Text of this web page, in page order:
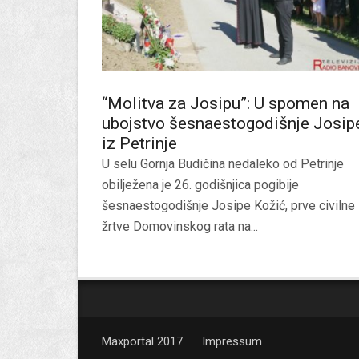
“Molitva za Josipu”: U spomen na
ubojstvo šesnaestogodišnje
iz Petrinje
U selu Gornja Budičina nedaleko od Petrinje
obilježena je 26. godišnjica pogibije
šesnaestogodišnje Josipe Kožić, prve civilne
žrtve Domovinskog rata na...
Maxportal 2017 Impressum